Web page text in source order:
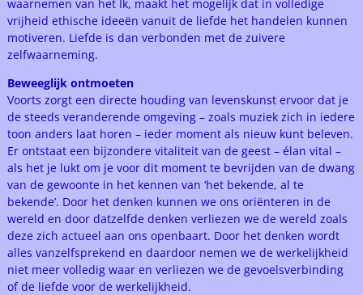
waarnemen van het Ik, maakt het mogelijk dat in volledige
vrijheid ethische ideeën vanuit de liefde het handelen kunnen
motiveren. Liefde is dan verbonden met de zuivere
zelfwaarneming.
Beweeglijk ontmoeten
Voorts zorgt een directe houding van levenskunst ervoor dat je
de steeds veranderende omgeving – zoals muziek zich in iedere
toon anders laat horen – ieder moment als nieuw kunt beleven.
Er ontstaat een bijzondere vitaliteit van de geest – élan vital –
als het je lukt om je voor dit moment te bevrijden van de dwang
van de gewoonte in het kennen van ‘het bekende, al te
bekende’. Door het denken kunnen we ons oriënteren in de
wereld en door datzelfde denken verliezen we de wereld zoals
deze zich actueel aan ons openbaart. Door het denken wordt
alles vanzelfsprekend en daardoor nemen we de werkelijkheid
niet meer volledig waar en verliezen we de gevoelsverbinding
of de liefde voor de werkelijkheid.